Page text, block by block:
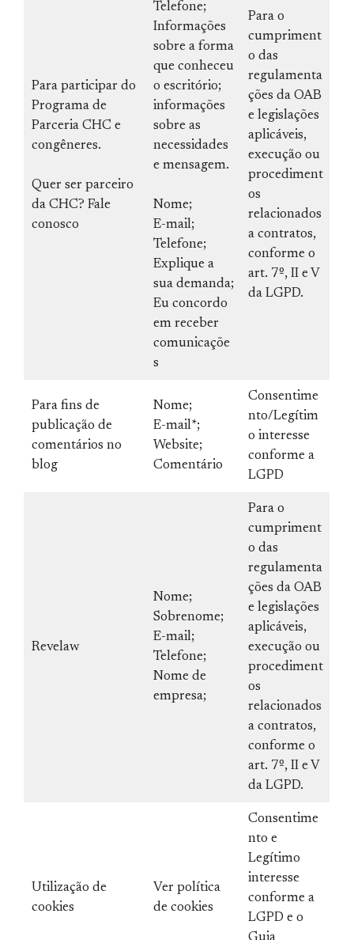
Para participar do
Programa de
Parceria CHC e
congêneres.
Quer ser parceiro
da CHC? Fale
conosco
Telefone;
Informações
sobre a forma
que conheceu
o escritório;
informações
sobre as
necessidades
e mensagem.
Nome;
E-mail;
Telefone;
Explique a
sua demanda;
Eu concordo
em receber
comunicaçõe
s
Para o
cumpriment
o das
regulamenta
ções da OAB
e legislações
aplicáveis,
execução ou
procediment
os
relacionados
a contratos,
conforme o
art. 7º, II e V
da LGPD.
Para fins de
publicação de
comentários no
blog
Nome;
E-mail*;
Website;
Comentário
Consentime
nto/Legítim
o interesse
conforme a
LGPD
Revelaw
Nome;
Sobrenome;
E-mail;
Telefone;
Nome de
empresa;
Para o
cumpriment
o das
regulamenta
ções da OAB
e legislações
aplicáveis,
execução ou
procediment
os
relacionados
a contratos,
conforme o
art. 7º, II e V
da LGPD.
Utilização de
cookies
Ver política
de cookies
Consentime
nto e
Legítimo
interesse
conforme a
LGPD e o